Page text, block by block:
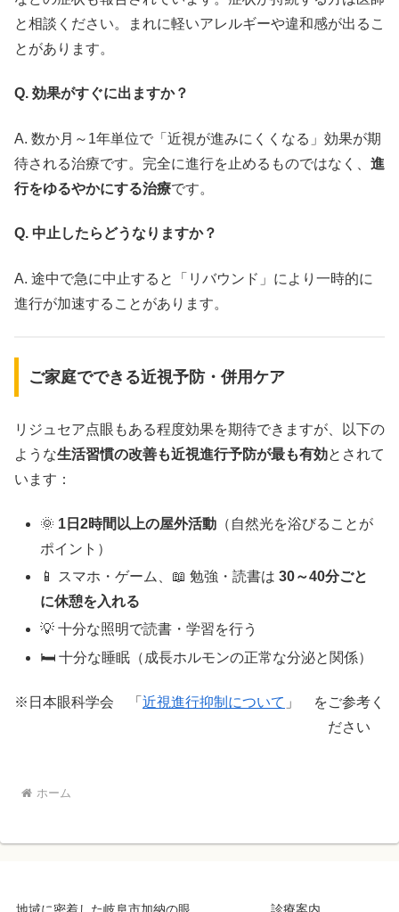
と相談ください。まれに軽いアレルギーや違和感が出るこ
とがあります。
Q. 効果がすぐに出ますか？
A. 数か月～1年単位で「近視が進みにくくなる」効果が期
待される治療です。完全に進行を止めるものではなく、 進
行をゆるやかにする治療です。
Q. 中止したらどうなりますか？
A. 途中で急に中止すると「リバウンド」により一時的に
進行が加速することがあります。
ご家庭でできる近視予防・併用ケア
リジュセア点眼もある程度効果を期待できますが、以下の
ような生活習慣の改善も近視進行予防が最も有効とされて
います：
🌞 1 日2時間以上の屋外活動 （自然光を浴びることが
ポイント）
📱 スマホ・ゲーム、📖 勉強・読書は30～40分ごと
に休憩を入れる
💡 十分な照明で読書・学習を行う
🛏 十分な睡眠（成長ホルモンの正常な分泌と関係）
※日本眼科学会 「 近視進行抑制について 」 をご参考く
ださい
ホーム